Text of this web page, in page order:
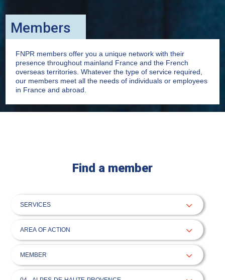
Members
FNPR members offer you a unique network with their
presence throughout mainland France and the French
overseas territories. Whatever the type of service required,
our members meet all the needs of individuals or employees
in France and abroad.
Find a member